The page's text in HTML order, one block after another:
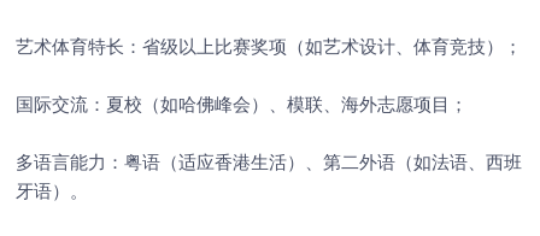
艺术体育特长：省级以上比赛奖项（如艺术设计、体育竞技）；
国际交流：夏校（如哈佛峰会）、模联、海外志愿项目；
多语言能力：粤语（适应香港生活）、第二外语（如法语、西班
牙语）。